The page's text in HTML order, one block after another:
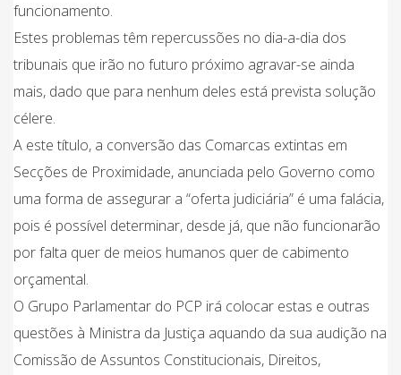
funcionamento.
Estes problemas têm repercussões no dia-a-dia dos
tribunais que irão no futuro próximo agravar-se ainda
mais, dado que para nenhum deles está prevista solução
célere.
A este título, a conversão das Comarcas extintas em
Secções de Proximidade, anunciada pelo Governo como
uma forma de assegurar a “oferta judiciária” é uma falácia,
pois é possível determinar, desde já, que não funcionarão
por falta quer de meios humanos quer de cabimento
orçamental.
O Grupo Parlamentar do PCP irá colocar estas e outras
questões à Ministra da Justiça aquando da sua audição na
Comissão de Assuntos Constitucionais, Direitos,